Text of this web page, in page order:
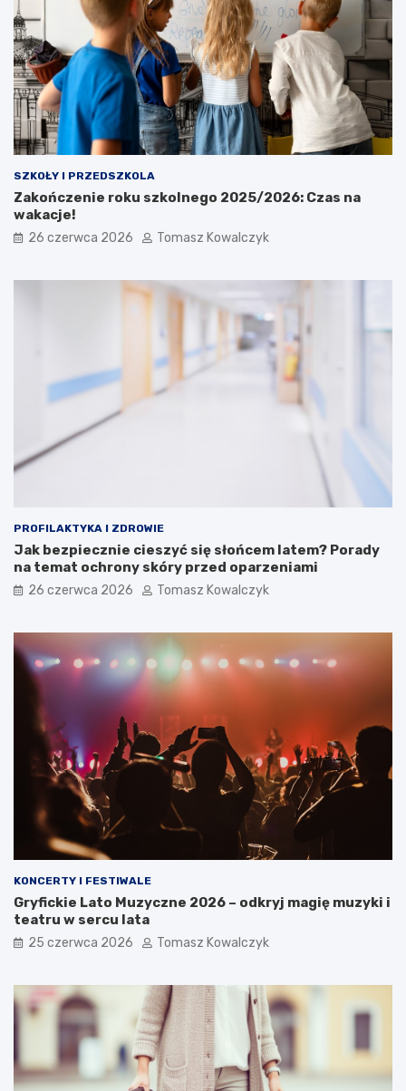
SZKOŁY I PRZEDSZKOLA
Zakończenie roku szkolnego 2025/2026: Czas na
wakacje!
26 czerwca 2026 Tomasz Kowalczyk
PROFILAKTYKA I ZDROWIE
Jak bezpiecznie cieszyć się słońcem latem? Porady
na temat ochrony skóry przed oparzeniami
26 czerwca 2026 Tomasz Kowalczyk
KONCERTY I FESTIWALE
Gryfickie Lato Muzyczne 2026 – odkryj magię muzyki i
teatru w sercu lata
25 czerwca 2026 Tomasz Kowalczyk